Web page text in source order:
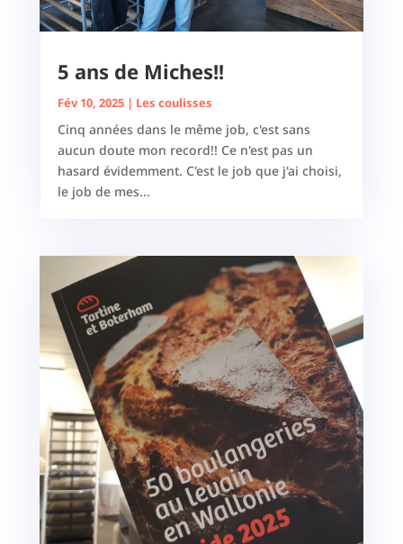
5 ans de Miches!!
Fév 10, 2025| Les coulisses
Cinq années dans le même job, c'est sans
aucun doute mon record!! Ce n'est pas un
hasard évidemment. C'est le job que j'ai choisi,
le job de mes...